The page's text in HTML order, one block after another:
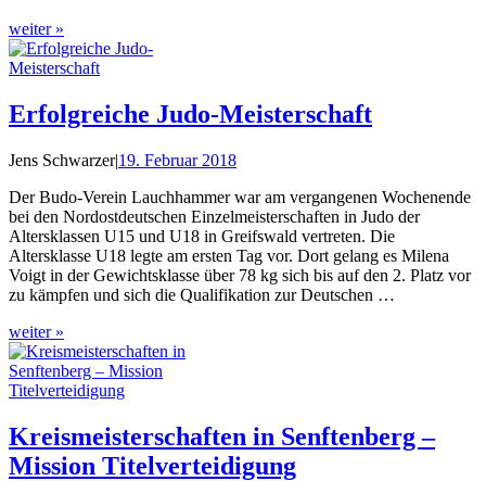
weiter »
Erfolgreiche Judo-Meisterschaft
Jens Schwarzer|19. Februar 2018
Der Budo-Verein Lauchhammer war am vergangenen Wochenende
bei den Nordostdeutschen Einzelmeisterschaften in Judo der
Altersklassen U15 und U18 in Greifswald vertreten. Die
Altersklasse U18 legte am ersten Tag vor. Dort gelang es Milena
Voigt in der Gewichtsklasse über 78 kg sich bis auf den 2. Platz vor
zu kämpfen und sich die Qualifikation zur Deutschen …
weiter »
Kreismeisterschaften in Senftenberg –
Mission Titelverteidigung